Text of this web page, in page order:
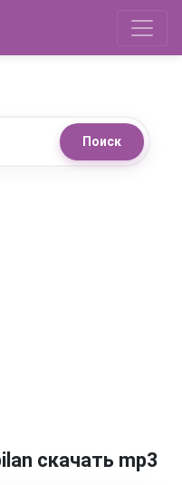
Поиск
скачать mp3